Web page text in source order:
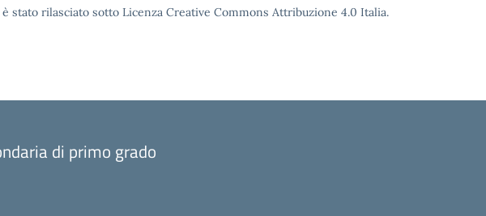
stato rilasciato sotto Licenza Creative Commons Attribuzione 4.0 Italia.
di primo grado